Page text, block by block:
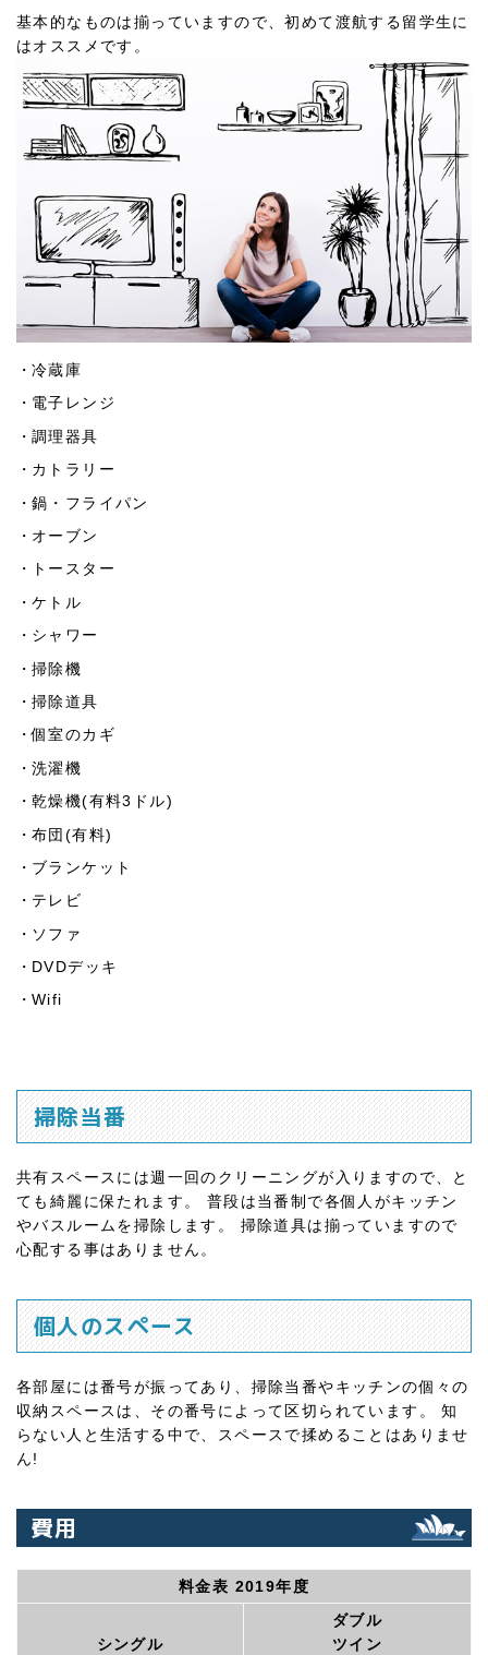
基本的なものは揃っていますので、初めて渡航する留学生に
はオススメです。
冷蔵庫
電子レンジ
調理器具
カトラリー
鍋・フライパン
オーブン
トースター
ケトル
シャワー
掃除機
掃除道具
個室のカギ
洗濯機
乾燥機(有料3ドル)
布団(有料)
ブランケット
テレビ
ソファ
DVDデッキ
Wifi
掃除当番
共有スペースには週一回のクリーニングが入りますので、と
ても綺麗に保たれます。 普段は当番制で各個人がキッチン
やバスルームを掃除します。 掃除道具は揃っていますので
心配する事はありません。
個人のスペース
各部屋には番号が振ってあり、掃除当番やキッチンの個々の
収納スペースは、その番号によって区切られています。 知
らない人と生活する中で、スペースで揉めることはありませ
ん!
費用
料金表 2019年度
シングル
ダブル
ツイン